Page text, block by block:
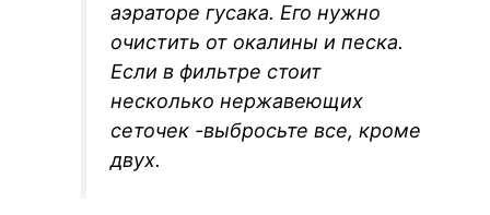
аэраторе гусака. Его нужно
очистить от окалины и песка.
Если в фильтре стоит
несколько нержавеющих
сеточек -выбросьте все, кроме
двух.